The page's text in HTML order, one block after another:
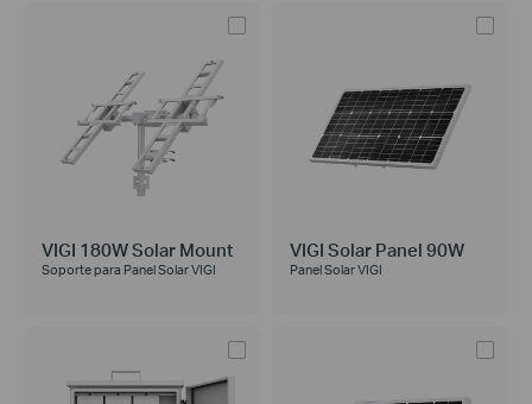
VIGI 180W Solar Mount
Soporte para Panel Solar VIGI
VIGI Solar Panel 90W
Panel Solar VIGI